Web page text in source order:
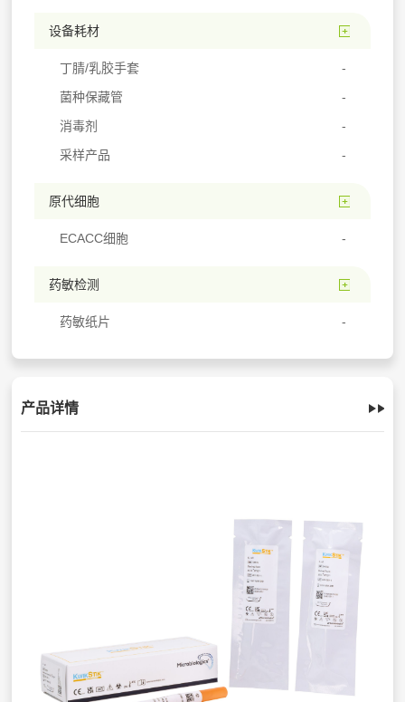
设备耗材
丁腈/乳胶手套
菌种保藏管
消毒剂
采样产品
原代细胞
ECACC细胞
药敏检测
药敏纸片
产品详情